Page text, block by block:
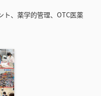
ト、薬学的管理、OTC医薬